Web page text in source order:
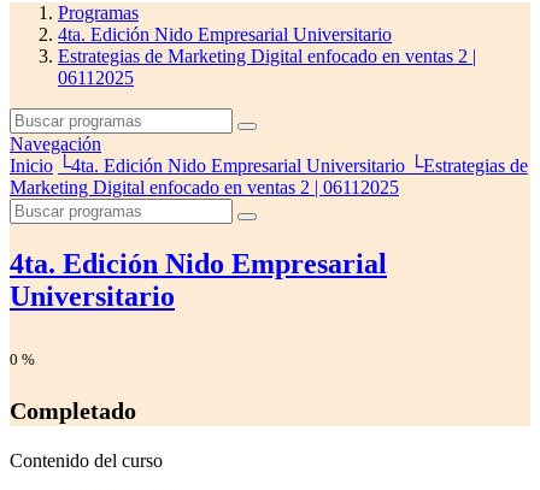
Programas
4ta. Edición Nido Empresarial Universitario
Estrategias de Marketing Digital enfocado en ventas 2 |
06112025
Navegación
Inicio └4ta. Edición Nido Empresarial Universitario └Estrategias de
Marketing Digital enfocado en ventas 2 | 06112025
4ta. Edición Nido Empresarial
Universitario
0 %
Completado
Contenido del curso